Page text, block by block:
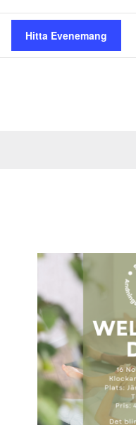
Hitta Evenemang